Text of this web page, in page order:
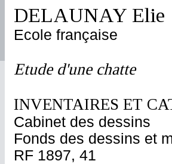
DELAUNAY Elie
Ecole française
Etude d'une chatte
INVENTAIRES ET
Cabinet des dessins
Fonds des dessins et
RF 1897, 41